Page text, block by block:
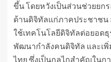
ขึ้น โดยหวังเป็นส่วนช่วยยก
ด้านดิจิทัลแก่ภาคประชาชน
ใช้เทคโนโลยีดิจิทัลต่อยอด
พัฒนากำลังคนดิจิทัล และเ
ไทย ซึ่งเป็นกลไกสำคัญในก